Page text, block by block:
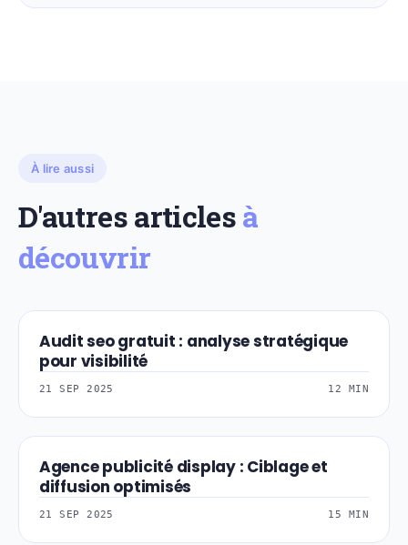
À lire aussi
D'autres articlesà
découvrir
WEB-UX-UI-DESIGN
Audit seo gratuit : analyse stratégique
pour visibilité
21 SEP 2025 12 MIN
SEA-PUBLICITE-DI
Agence publicité display : Ciblage et
diffusion optimisés
21 SEP 2025 15 MIN